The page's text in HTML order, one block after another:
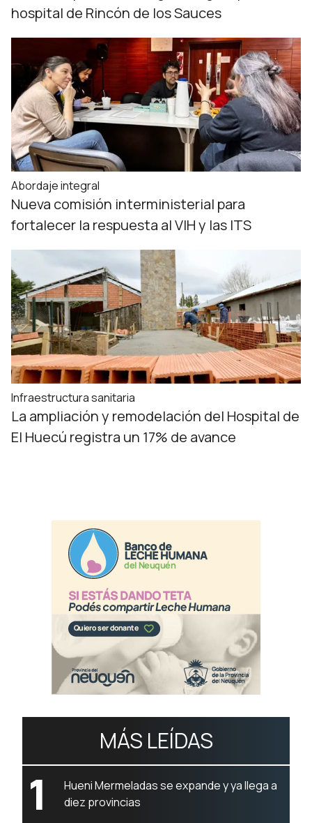
hospital de Rincón de los Sauces
Abordaje integral
Nueva comisión interministerial para
fortalecer la respuesta al VIH y las ITS
Infraestructura sanitaria
La ampliación y remodelación del Hospital de
El Huecú registra un 17% de avance
MÁS LEÍDAS
1
Hueni Mermeladas se expande y ya llega a
diez provincias